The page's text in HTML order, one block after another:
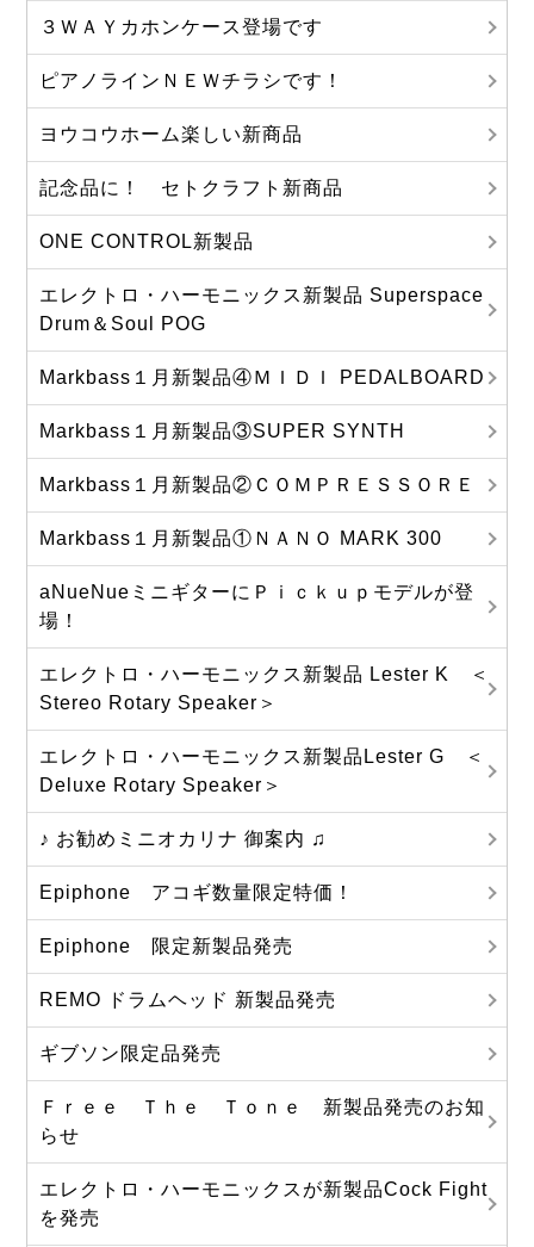
３ＷＡＹカホンケース登場です
ピアノラインＮＥＷチラシです！
ヨウコウホーム楽しい新商品
記念品に！ セトクラフト新商品
ONE CONTROL新製品
エレクトロ・ハーモニックス新製品 Superspace
Drum＆Soul POG
Markbass１月新製品④ＭＩＤＩ PEDALBOARD
Markbass１月新製品③SUPER SYNTH
Markbass１月新製品②ＣＯＭＰＲＥＳＳＯＲＥ
Markbass１月新製品①ＮＡＮＯ MARK 300
aNueNueミニギターにＰｉｃｋｕｐモデルが登
場！
エレクトロ・ハーモニックス新製品 Lester K ＜
Stereo Rotary Speaker＞
エレクトロ・ハーモニックス新製品Lester G ＜
Deluxe Rotary Speaker＞
♪ お勧めミニオカリナ 御案内 ♫
Epiphone アコギ数量限定特価！
Epiphone 限定新製品発売
REMO ドラムヘッド 新製品発売
ギブソン限定品発売
Ｆｒｅｅ Ｔｈｅ Ｔｏｎｅ 新製品発売のお知
らせ
エレクトロ・ハーモニックスが新製品Cock Fight
を発売